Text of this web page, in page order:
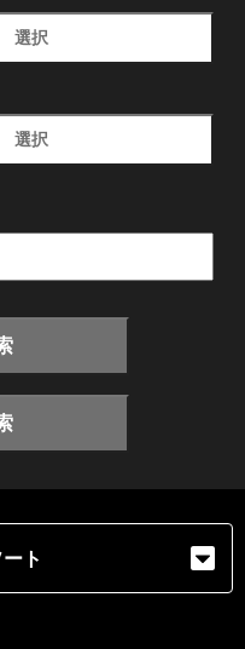
選択
選択
ト